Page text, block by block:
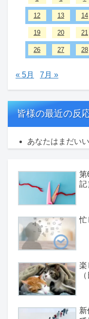
12 13 14
19 20 21
26 27 28
« 5月 7月 »
皆様の最近の反
あなたはまだい
第
記
忙
楽
新